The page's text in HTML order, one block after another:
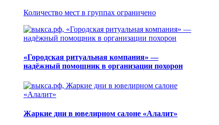
Количество мест в группах ограничено
«Городская ритуальная компания» —
надёжный помощник в организации похорон
Жаркие дни в ювелирном салоне «Алалит»